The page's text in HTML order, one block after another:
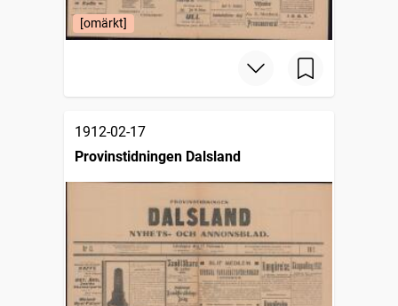
[omärkt]
1912-02-17
Provinstidningen Dalsland